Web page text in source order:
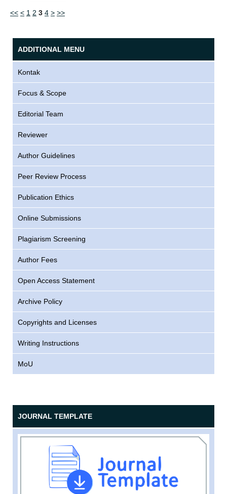
<< < 1 2 3 4 > >>
ADDITIONAL MENU
Kontak
Focus & Scope
Editorial Team
Reviewer
Author Guidelines
Peer Review Process
Publication Ethics
Online Submissions
Plagiarism Screening
Author Fees
Open Access Statement
Archive Policy
Copyrights and Licenses
Writing Instructions
MoU
JOURNAL TEMPLATE